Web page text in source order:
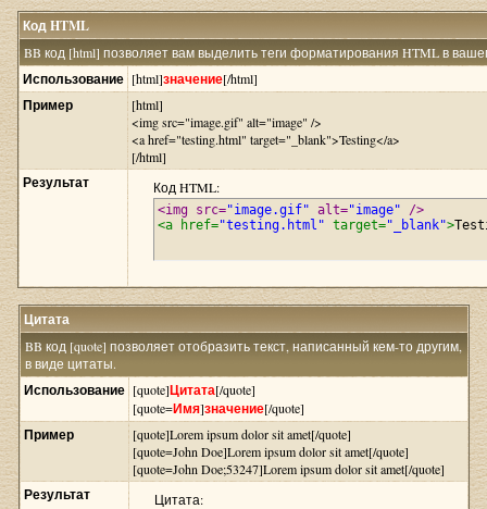
Код HTML
BB код [html] позволяет вам выделить теги форматирования HTML в
Использование [html]значение[/html]
Пример
[html]
<img src="image.gif" alt="image" />
<a href="testing.html" target="_blank">Testing</a>
[/html]
Результат Код HTML:
<img src="image.gif" alt="image" />
<a href="testing.html" target="_blank">
Цитата
BB код [quote] позволяет отобразить текст, написанный кем-то другим,
в виде цитаты.
Использование [quote]Цитата[/quote]
[quote=Имя]значение[/quote]
Пример
[quote]Lorem ipsum dolor sit amet[/quote]
[quote=John Doe]Lorem ipsum dolor sit amet[/quote]
[quote=John Doe;53247]Lorem ipsum dolor sit amet[/quote]
Результат
Цитата: